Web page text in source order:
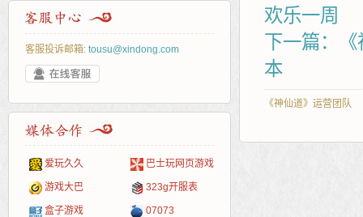
客服投诉邮箱: tousu@xindong.com
爱玩久久 巴士玩网页游戏
游戏大巴 323g开服表
盒子游戏 07073
欢乐一周
下一篇：
本
《神仙道》运营团队